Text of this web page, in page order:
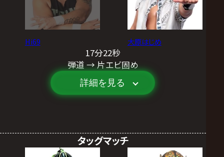
Hi69 大原はじめ
17分22秒
弾道 → 片エビ固め
詳細を見る
タッグマッチ